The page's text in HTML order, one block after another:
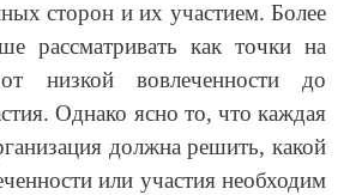
сторон и их участием. Более
рассматривать как точки на
низкой вовлеченности до
Однако ясно то, что каждая
должна решить, какой
или участия необходим